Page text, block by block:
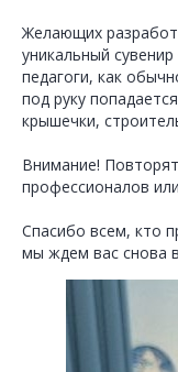
Желающих
уникальный
педагоги, как
под руку
крышечки,
Внимание!
профессионалов
Спасибо всем, кто
мы ждем вас снова